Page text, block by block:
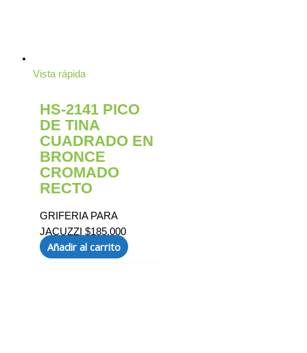
Vista rápida
HS-2141 PICO
DE TINA
CUADRADO EN
BRONCE
CROMADO
RECTO
GRIFERIA PARA
JACUZZI $185.000
Añadir al carrito